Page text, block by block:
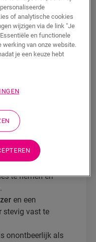
met het
Quick-Step is
te laten
te meten en
te
te nemen en
en een
stevig vast te
onontbeerlijk als
of analytische cookies
wijzigen via de link "Je
en functionele
werking van onze website.
je een keuze hebt